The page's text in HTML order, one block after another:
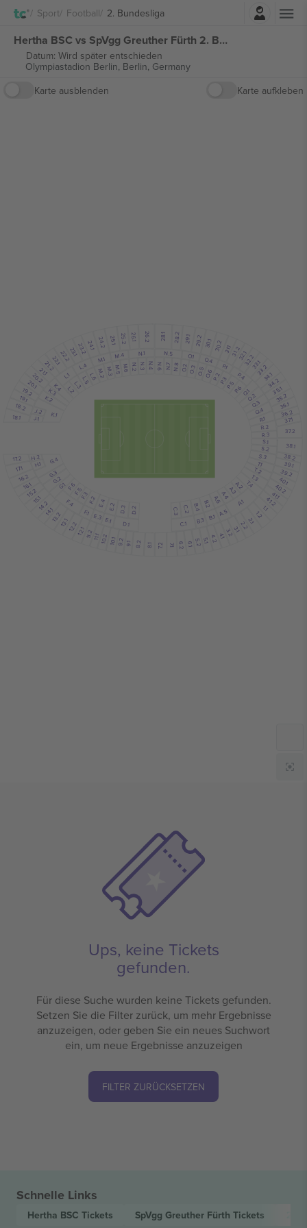
Sport Football 2. Bundesliga
Hertha BSC vs SpVgg Greuther Fürth 2. Bundesliga tickets
Datum: Wird später entschieden
Olympiastadion Berlin, Berlin, Germany
Karte ausblenden
Karte aufkleben
N.2 N.3 N.4 N.6 N.7 N.8
N.1 N.5
C.2
C.3
C.1
D.2
D.3
D.1
B.2
B.4
B.1
B.3
E.2
E.4
E.1
E.3
M.5 M.6
M.2 M.3
M.4
M.1
O.2 O.3 O.5 O.6
O.1 O.4
6.1
6.2
7.1
7.2
8.1
8.2
9.1
9.2
4.1
4.2
5.2 5.1
10.1
10.2
11.1
11.2
25.1 25.2 26.1 26.2 28.1 28.2 29.1 29.2 30.1 30.2
24.1 24.2
Q.1Q.2
Q.3
Q.4
R.1
R.2
R.3
S.1
S.2
S.3
T.1
T.2
T.3
T.4
A.4
A.6
A.2
A.3
A.5
A.1
P.2P.3P.5P.6
P.1
P.4
J.1
J.2
K.4
K.1
K.2
K.3
G.1
G.2
G.3
G.4
H.1
H.2
F.1
F.2
F.3
F.4
F.5
F.6
L.5L.6
L.4
L.2L.3
L.1
1.1
1.2
33.133.234.134.2
35.1
35.2
36.1
36.2
37.1
37.2
38.1
38.2
39.1
39.2
40.1
40.2
41.1
41.2
3.1
3.2
31.131.232.132.2
2.1
2.2
14.1
14.2
15.1
15.2
16.1
16.2
17.1
17.2
18.1
18.2
19.1
19.2
20.1
20.2
12.1
12.2
13.1
13.2
21.121.2
22.2
22.1
23.123.2
Ups, keine Tickets
gefunden.
Für diese Suche wurden keine Tickets gefunden.
Setzen Sie die Filter zurück, um mehr Ergebnisse
anzuzeigen, oder geben Sie ein neues Suchwort
ein, um neue Ergebnisse anzuzeigen
FILTER ZURÜCKSETZEN
Schnelle Links
Hertha BSC Tickets SpVgg Greuther Fürth Tickets